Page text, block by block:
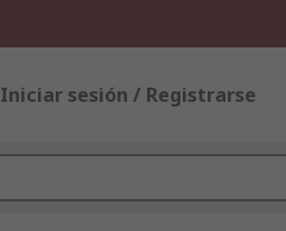
Iniciar sesión / Registrarse